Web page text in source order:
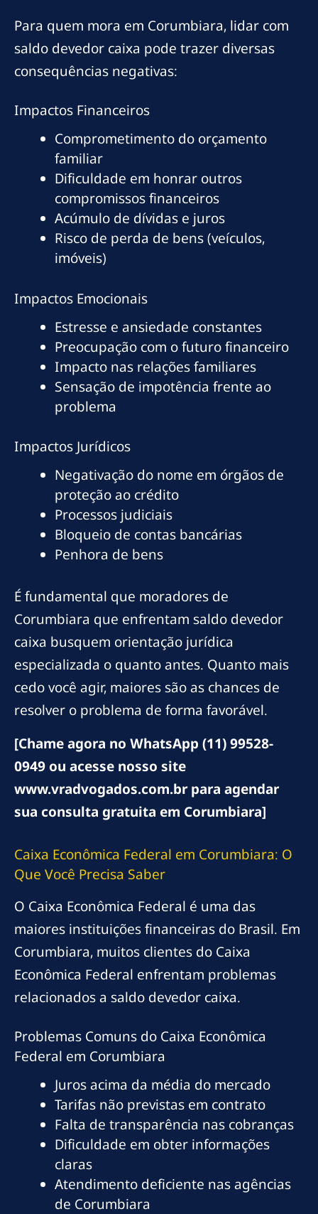
Para quem mora em Corumbiara, lidar com
saldo devedor caixa pode trazer diversas
consequências negativas:
Impactos Financeiros
Comprometimento do orçamento
familiar
Dificuldade em honrar outros
compromissos financeiros
Acúmulo de dívidas e juros
Risco de perda de bens (veículos,
imóveis)
Impactos Emocionais
Estresse e ansiedade constantes
Preocupação com o futuro financeiro
Impacto nas relações familiares
Sensação de impotência frente ao
problema
Impactos Jurídicos
Negativação do nome em órgãos de
proteção ao crédito
Processos judiciais
Bloqueio de contas bancárias
Penhora de bens
É fundamental que moradores de
Corumbiara que enfrentam saldo devedor
caixa busquem orientação jurídica
especializada o quanto antes. Quanto mais
cedo você agir, maiores são as chances de
resolver o problema de forma favorável.
[Chame agora no WhatsApp (11) 99528-
0949 ou acesse nosso site
www.vradvogados.com.br para agendar
sua consulta gratuita em Corumbiara]
Caixa Econômica Federal em Corumbiara: O
Que Você Precisa Saber
O Caixa Econômica Federal é uma das
maiores instituições financeiras do Brasil. Em
Corumbiara, muitos clientes do Caixa
Econômica Federal enfrentam problemas
relacionados a saldo devedor caixa.
Problemas Comuns do Caixa Econômica
Federal em Corumbiara
Juros acima da média do mercado
Tarifas não previstas em contrato
Falta de transparência nas cobranças
Dificuldade em obter informações
claras
Atendimento deficiente nas agências
de Corumbiara